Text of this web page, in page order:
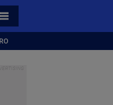
TOATE CATEGORIILE